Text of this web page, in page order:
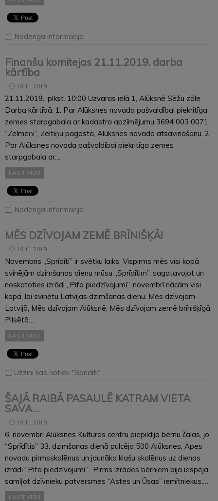
Noderīga informācija
Finanšu komitejas 21.11.2019. darba
kārtība
19.11.2019
21.11.2019., plkst. 10:00 Uzvaras ielā 1, Alūksnē Sēžu zāle
Darba kārtībā: 1. Par Alūksnes novada pašvaldībai piekritīga
zemes starpgabala ar kadastra apzīmējumu 3694 003 0071,
“Zelmeņi”, Zeltiņu pagastā, Alūksnes novadā atsavināšanu. 2.
Par Alūksnes novada pašvaldībai piekritīga zemes
starpgabala ar…
LASĪT VISU
Noderīga informācija
MĒS DZĪVOJAM ZEMĒ BRĪNIŠĶĀ!
19.11.2019
Novembris „Sprīdītī” ir svētku laiks. Vispirms mēs visi kopā
svinējām dzimšanas dienu mūsu „Sprīdītim”, sagatavojot un
noskatoties izrādi „Pifa piedzīvojumi”. novembrī nācām visi
kopā, lai svinētu Latvijas dzimšanas dienu. Mēs dzīvojam
Latvijā, Mēs dzīvojam Alūksnē, Mēs dzīvojam zemē brīnišķīgā,
Pilsētā…
LASĪT VISU
Uzzini kas notiek "Sprīdītī"
ŠAJĀ RAIBĀ PASAULĒ KATRAM VIETA
SAVA…
19.11.2019
6. novembrī Alūksnes Kultūras centru piepildīja bērnu čalas, jo
“Sprīdītis” 33. dzimšanas dienā pulcēja 500 Alūksnes, Apes
novadu pirmsskolēnus un jaunāko klašu skolēnus uz dienas
izrādi “Pifa piedzīvojumi”. Pirms izrādes bērniem bija iespēja
samīļot dzīvnieku patversmes “Astes un Ūsas” iemītniekus,…
LASĪT VISU